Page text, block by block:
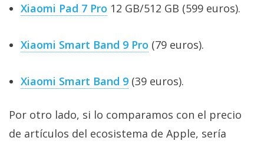
Xiaomi Pad 7 Pro 12 GB/512 GB (599 euros).
Xiaomi Smart Band 9 Pro (79 euros).
Xiaomi Smart Band 9 (39 euros).
Por otro lado, si lo comparamos con el precio
de artículos del ecosistema de Apple, sería